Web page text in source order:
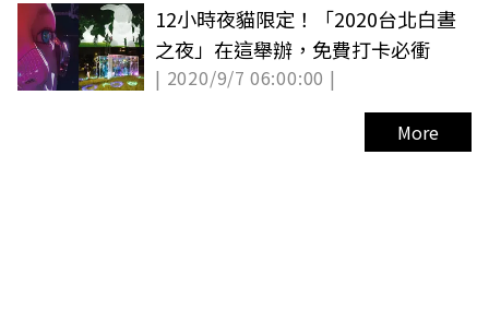
12小時夜貓限定！「2020台北白晝
之夜」在這舉辦，免費打卡必衝
| 2020/9/7 06:00:00 |
More